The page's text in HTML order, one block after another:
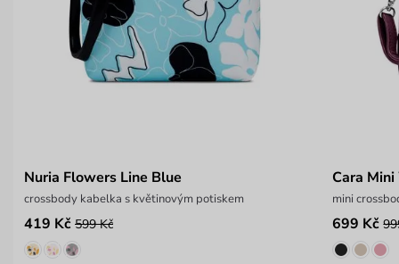
Nuria Flowers Line Blue
crossbody kabelka s květinovým potiskem
419 Kč 599 Kč
Cara
mini
699 Kč